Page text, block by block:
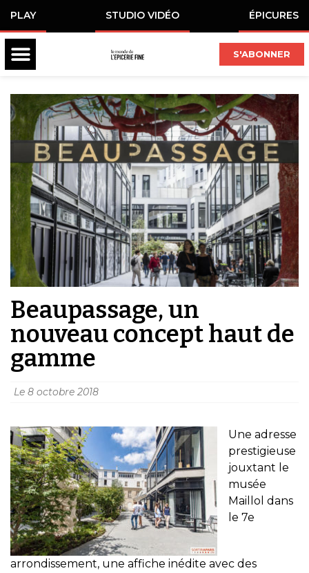
PLAY STUDIO VIDÉO ÉPICURES
S'ABONNER
Beaupassage, un
nouveau concept haut de
gamme
Le 8 octobre 2018
Une adresse
prestigieuse
jouxtant le
musée
Maillol dans
le 7e
arrondissement, une affiche inédite avec des